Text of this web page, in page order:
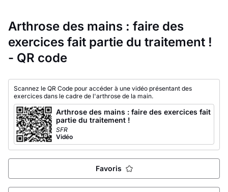
Arthrose des mains : faire des
exercices fait partie du traitement !
- QR code
Scannez le QR Code pour accéder à une vidéo présentant des
exercices dans le cadre de l'arthrose de la main.
Arthrose des mains : faire des exercices fait
partie du traitement !
SFR
Vidéo
Favoris